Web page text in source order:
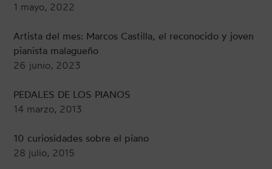
1 mayo, 2022
Artista del mes: Marcos Castilla, el reconocido y joven
pianista malagueño
26 junio, 2023
PEDALES DE LOS PIANOS
14 marzo, 2013
10 curiosidades sobre el piano
28 julio, 2015